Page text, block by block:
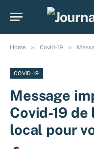
Home » Covid-19 » Message
COVID-19
Message
Covid-19 de
local pour